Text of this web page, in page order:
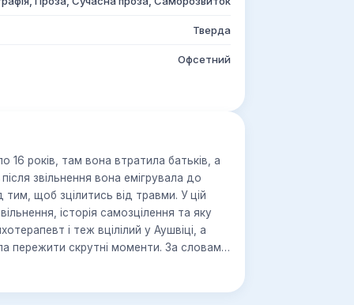
Тверда
Офсетний
16 років, там вона втратила батьків, а
звільнення вона емігрувала до
щоб зцілитись від травми. У цій
історія самозцілення та яку
і теж вцілілий у Аушвіці, а
пережити скрутні моменти. За словами
житті, але кожен має вибір, як